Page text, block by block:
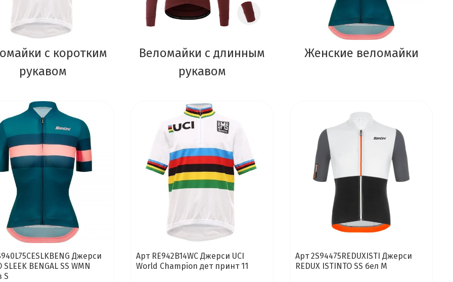
с коротким
рукавом
Веломайки с длинным
рукавом
Женские веломайки
Джерси
SLEEK BENGAL SS WMN
S
Арт RE942B14WC Джерси UCI
World Champion дет принт 11
Арт 2S94475REDUXISTI Джерси
REDUX ISTINTO SS бел M